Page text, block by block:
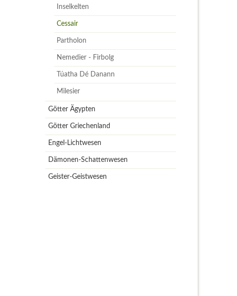
Inselkelten
Cessair
Partholon
Nemedier - Firbolg
Túatha Dé Danann
Milesier
Götter Ägypten
Götter Griechenland
Engel-Lichtwesen
Dämonen-Schattenwesen
Geister-Geistwesen